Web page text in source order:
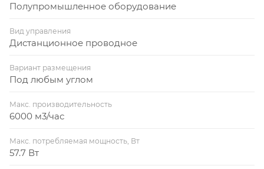
Полупромышленное оборудование
Вид управления
Дистанционное проводное
Вариант размещения
Под любым углом
Макс. производительность
6000 м3/час
Макс. потребляемая мощность, Вт
57.7 Вт